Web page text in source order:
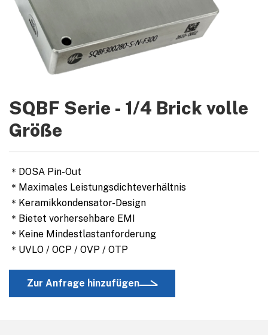
SQBF Serie - 1/4 Brick volle
Größe
＊DOSA Pin-Out
＊Maximales Leistungsdichteverhältnis
＊Keramikkondensator-Design
＊Bietet vorhersehbare EMI
＊Keine Mindestlastanforderung
＊UVLO / OCP / OVP / OTP
Zur Anfrage hinzufügen